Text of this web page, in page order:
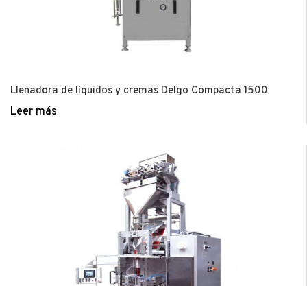
Llenadora de líquidos y cremas Delgo Compacta 1500
Leer más